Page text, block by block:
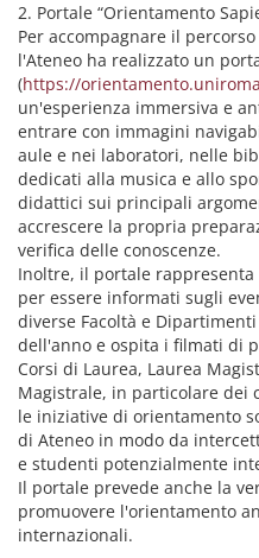
2. Portale “Orientamento
Per accompagnare il
l'Ateneo ha realizzato un
(https://
un'esperienza immersiva e
entrare con immagini
aule e nei laboratori, nelle
dedicati alla musica e allo
didattici sui principali
accrescere la propria
verifica delle conoscenze.
Inoltre, il portale
per essere informati sugli
diverse Facoltà e
dell'anno e ospita i filmati di
Corsi di Laurea, Laurea
Magistrale, in particolare dei
le iniziative di orientamento
di Ateneo in modo da
e studenti potenzialmente
Il portale prevede anche la
promuovere l'orientamento
internazionali.